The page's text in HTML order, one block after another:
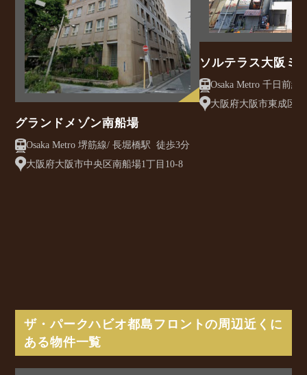
グランドメゾン南船場
Osaka Metro 堺筋線/ 長堀橋駅 徒歩3分
大阪府大阪市中央区南船場1丁目10-8
ソルテラス大阪ミ
クレアスト
大阪府大阪市東成区
ザ・パークハビオ都島フロントの周辺近くに
ある物件一覧